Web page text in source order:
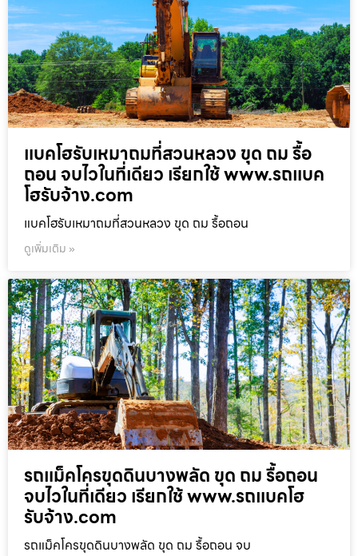
แบคโฮรับเหมาถมที่สวนหลวง ขุด ถม รื้อ
ถอน จบไวในที่เดียว เรียกใช้ www.รถแบค
โฮรับจ้าง.com
แบคโฮรับเหมาถมที่สวนหลวง ขุด ถม รื้อถอน
ดูเพิ่มเติม »
รถแม็คโครขุดดินบางพลัด ขุด ถม รื้อถอน
จบไวในที่เดียว เรียกใช้ www.รถแบคโฮ
รับจ้าง.com
รถแม็คโครขุดดินบางพลัด ขุด ถม รื้อถอน จบ